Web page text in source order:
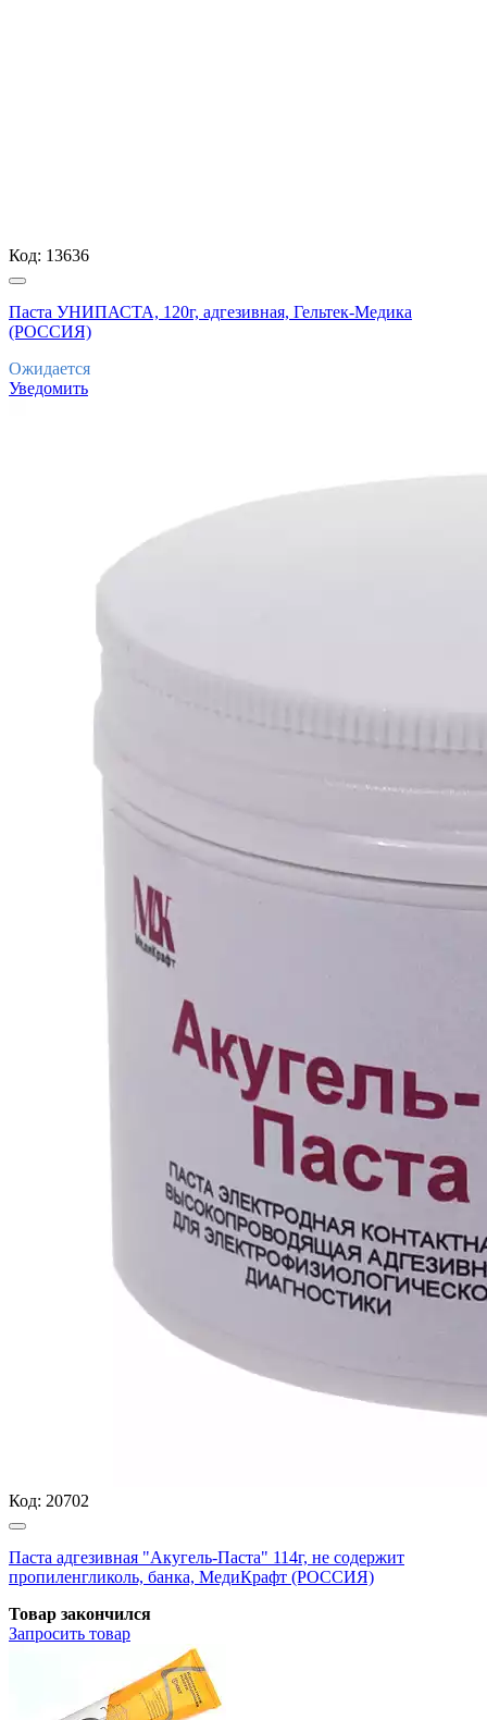
Код: 13636
Паста УНИПАСТА, 120г, адгезивная, Гельтек-Медика
(РОССИЯ)
Ожидается
Уведомить
Код: 20702
Паста адгезивная "Акугель-Паста" 114г, не содержит
пропиленгликоль, банка, МедиКрафт (РОССИЯ)
Товар закончился
Запросить товар